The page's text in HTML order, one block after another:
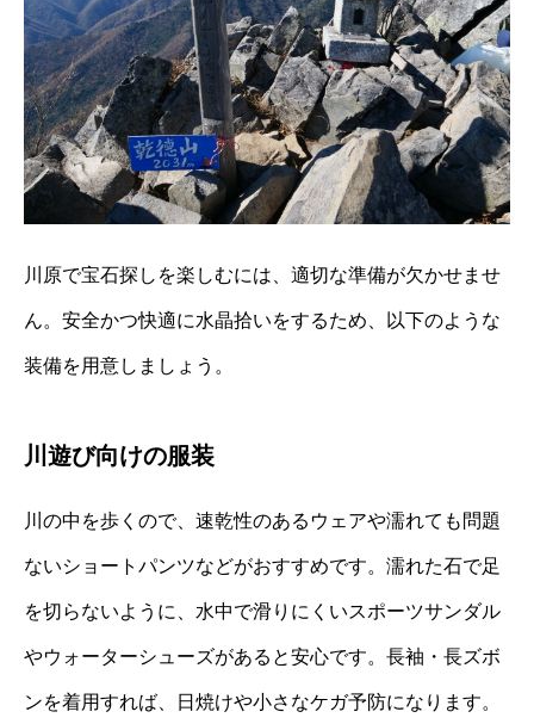
川原で宝石探しを楽しむには、適切な準備が欠かせませ
ん。安全かつ快適に水晶拾いをするため、以下のような
装備を用意しましょう。
川遊び向けの服装
川の中を歩くので、速乾性のあるウェアや濡れても問題
ないショートパンツなどがおすすめです。濡れた石で足
を切らないように、水中で滑りにくいスポーツサンダル
やウォーターシューズがあると安心です。長袖・長ズボ
ンを着用すれば、日焼けや小さなケガ予防になります。